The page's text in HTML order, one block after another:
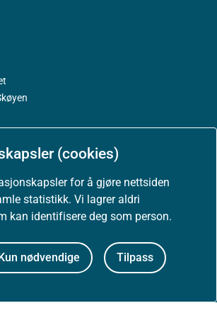
(cookies)
for å gjøre nettsiden
statistikk. Vi lagrer aldri
kan identifisere deg som person.
nødvendige Tilpass